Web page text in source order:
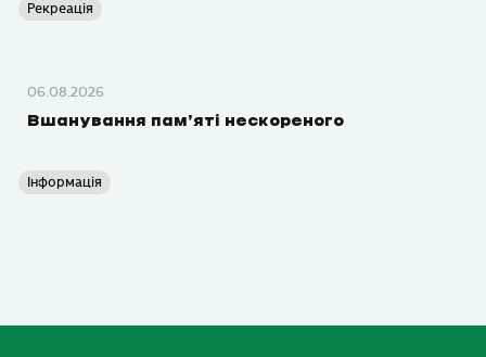
Рекреація
06.08.2026
Вшанування пам’яті нескореного
Інформація